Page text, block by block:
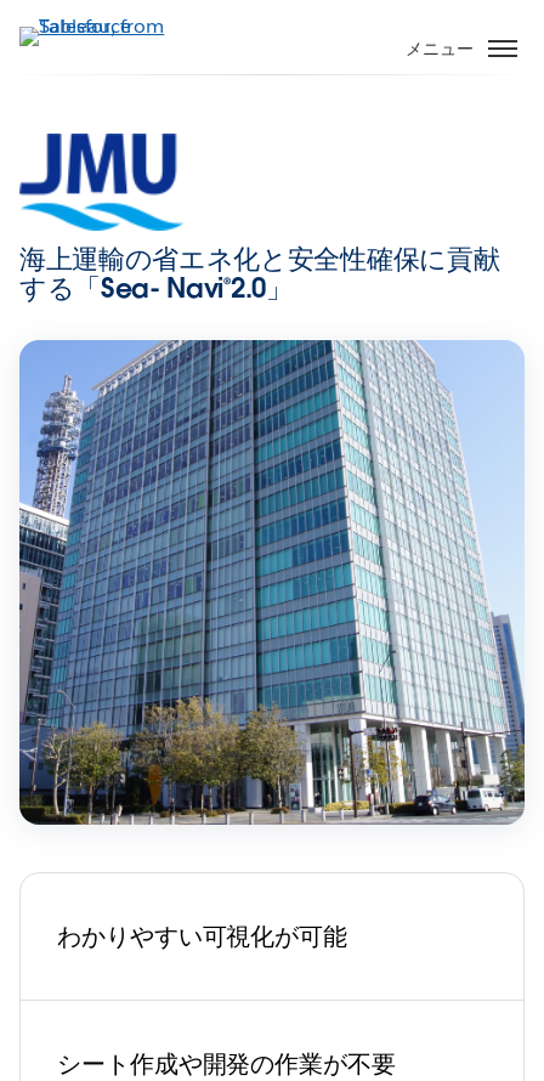
イ
ン
移
メニュー
海上運輸の省エネ化と安全性確保に貢献
する「Sea- Navi®2.0」
わかりやすい可視化が可能
シート作成や開発の作業が不要